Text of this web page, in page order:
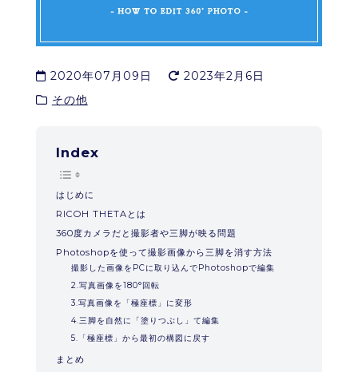
2020年07月09日
2023年2月6日
その他
Index
はじめに
RICOH THETAとは
360度カメラだと撮影者や三脚が映る問題
Photoshopを使って撮影画像から三脚を消す方法
撮影した画像をPCに取り込んでPhotoshopで編集
2.写真画像を180°回転
3.写真画像を「極座標」に変形
4.三脚を自然に「塗りつぶし」て編集
5.「極座標」から最初の構図に戻す
まとめ